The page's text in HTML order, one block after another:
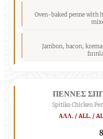
Oven-baked penne with
Jambon, bacon,
ΠΕΝΝΕΣ
Spitiko Chicken
ΑΛΛ. / ALL. /